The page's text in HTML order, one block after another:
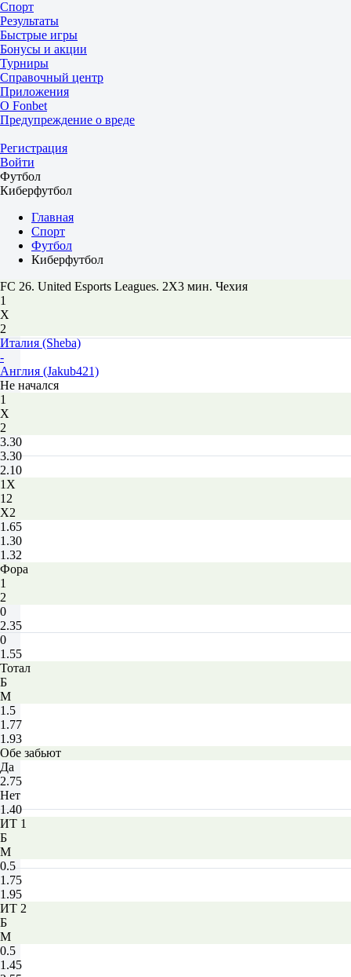
Спорт
Результаты
Быстрые игры
Бонусы и акции
Турниры
Справочный центр
Приложения
О Fonbet
Предупреждение о вреде
Регистрация
Войти
Футбол
Киберфутбол
Главная
Спорт
Футбол
Киберфутбол
FC 26. United Esports Leagues. 2X3 мин. Чехия
1
Х
2
Италия (Sheba)
-
Англия (Jakub421)
Не начался
1
Х
2
3.30
3.30
2.10
1X
12
X2
1.65
1.30
1.32
Фора
1
2
0
2.35
0
1.55
Тотал
Б
М
1.5
1.77
1.93
Обе забьют
Да
2.75
Нет
1.40
ИТ 1
Б
М
0.5
1.75
1.95
ИТ 2
Б
М
0.5
1.45